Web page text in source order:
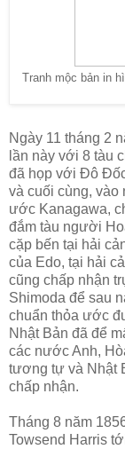
Tranh mộc bản in
Ngày 11 tháng 2
lần này với 8 tàu
đã họp với Đô
và cuối cùng, vào
ước Kanagawa,
đắm tàu người
cặp bến tại hải
của Edo, tại hải
cũng chấp nhận
Shimoda để sau
chuẩn thỏa ước
Nhật Bản đã để
các nước Anh,
tương tự và Nhật
chấp nhận.
Tháng 8 năm
Towsend Harris